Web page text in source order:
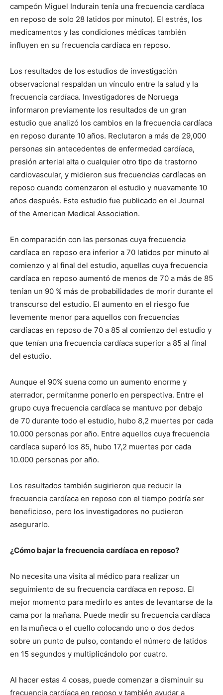
campeón Miguel Indurain tenía una frecuencia cardíaca
en reposo de solo 28 latidos por minuto). El estrés, los
medicamentos y las condiciones médicas también
influyen en su frecuencia cardíaca en reposo.
Los resultados de los estudios de investigación
observacional respaldan un vínculo entre la salud y la
frecuencia cardíaca. Investigadores de Noruega
informaron previamente los resultados de un gran
estudio que analizó los cambios en la frecuencia cardíaca
en reposo durante 10 años. Reclutaron a más de 29,000
personas sin antecedentes de enfermedad cardíaca,
presión arterial alta o cualquier otro tipo de trastorno
cardiovascular, y midieron sus frecuencias cardíacas en
reposo cuando comenzaron el estudio y nuevamente 10
años después. Este estudio fue publicado en el Journal
of the American Medical Association.
En comparación con las personas cuya frecuencia
cardíaca en reposo era inferior a 70 latidos por minuto al
comienzo y al final del estudio, aquellas cuya frecuencia
cardíaca en reposo aumentó de menos de 70 a más de 85
tenían un 90 % más de probabilidades de morir durante el
transcurso del estudio. El aumento en el riesgo fue
levemente menor para aquellos con frecuencias
cardíacas en reposo de 70 a 85 al comienzo del estudio y
que tenían una frecuencia cardíaca superior a 85 al final
del estudio.
Aunque el 90% suena como un aumento enorme y
aterrador, permítanme ponerlo en perspectiva. Entre el
grupo cuya frecuencia cardíaca se mantuvo por debajo
de 70 durante todo el estudio, hubo 8,2 muertes por cada
10.000 personas por año. Entre aquellos cuya frecuencia
cardíaca superó los 85, hubo 17,2 muertes por cada
10.000 personas por año.
Los resultados también sugirieron que reducir la
frecuencia cardíaca en reposo con el tiempo podría ser
beneficioso, pero los investigadores no pudieron
asegurarlo.
¿Cómo bajar la frecuencia cardíaca en reposo?
No necesita una visita al médico para realizar un
seguimiento de su frecuencia cardíaca en reposo. El
mejor momento para medirlo es antes de levantarse de la
cama por la mañana. Puede medir su frecuencia cardíaca
en la muñeca o el cuello colocando uno o dos dedos
sobre un punto de pulso, contando el número de latidos
en 15 segundos y multiplicándolo por cuatro.
Al hacer estas 4 cosas, puede comenzar a disminuir su
frecuencia cardíaca en reposo y también ayudar a